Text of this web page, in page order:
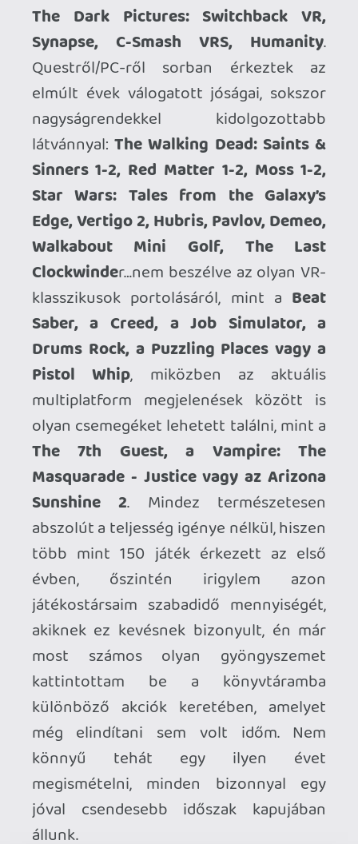
célközönségük, a szűk piac miatt mégis
komoly átfedés van, ezért a Sony-nak
nem sikerült szabad szemmel is látható
szeletet kihasítania magának a VR-
tortából, aMeta- pürrhoszi ? -
győzelmet aratott és egyértelműen
eluralta a szegmenst az elmúlt évek
során. Rövid fejszámolást követően, 25
milliós eladással számolva jelenleg
nagyjából két rongyot bukott a Meta
minden egyes eladott Quest-en.
VRabok tovább nem leszünk
Lehet spekulálni, mit rontott el a Sony,
mit kellett volna máshogyan csinálni,
szerintem nem követtek el semmilyen
banális hibát, egyszerűen brutális
veszteségek bevállalása nélkül az
alacsony érdeklődés miatt nem lehet
ennél jelenleg többet elérni.
Amennyiben egy párhuzamos
univerzumban a Sony döntéshozói
között helyet foglalva lehetőségem lett
volna változtatni néhány apróságon a
piacra kerülés előtt, bizonyos kérdéseket
más szempontból közelítettem volna
BéCé:ha jól emlékszemPhil Spencer
szájából hangzott el, mekkora
jelentősége volt az előző generációban a
digitális terjesztés ugrásszerű
térnyerése során felépített
játékkönyvtáraknak. A sikeresebb első
generációra készített belsős címekhez
mindenképpen kiadtam volna ingyenes
nextgen patch-et, de néhány igényesebb
A kategóriás cím portolásának
támogatása sem ártott volna, például a
Star Wars: Squadrons vagy a Hitman-
trilógia lubickolt volna a gazdagabb